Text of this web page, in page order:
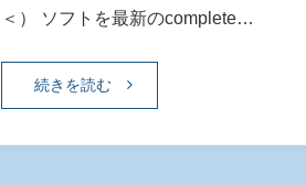
＜） ソフトを最新のcomplete…
続きを読む